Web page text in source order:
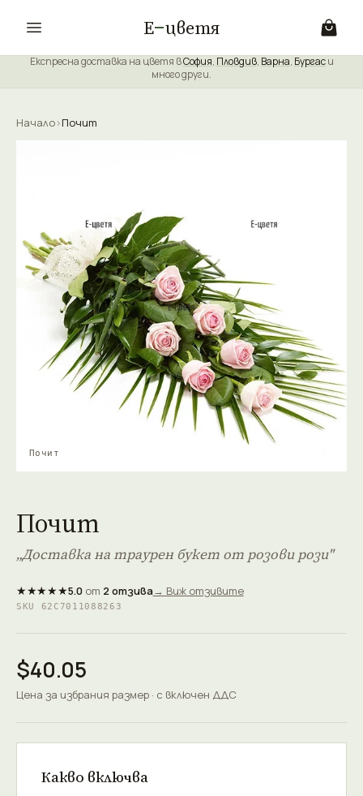
Е цветя
Експресна доставка на цветя вСофия, Пловдив, Варна, Бургаси
много други.
Начало›Почит
Почит
Почит
„Доставка на траурен букет от розови рози"
★★★★★5.0от 2 отзива→ Виж отзивите
SKU 62C7011088263
$40.05
Цена за избрания размер · с включен ДДС
Какво включва